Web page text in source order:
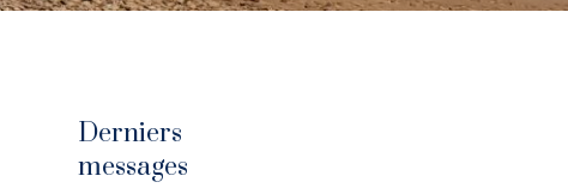
Derniers
messages